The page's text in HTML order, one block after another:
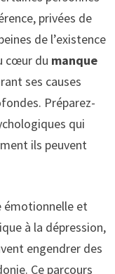
privées de
de l’existence
cœur du manque
ses causes
Préparez-
qui
ils peuvent
émotionnelleet
à la dépression,
engendrer des
. Ce parcours